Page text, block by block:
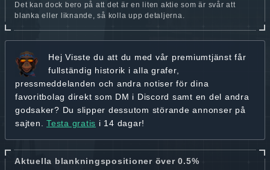
Det kan dock bero på att det är en liten aktie som är svår att
blanka eller liknande, så kolla upp detaljerna.
Hej Visste du att du med vår premiumtjänst får
fullständig historik i alla grafer,
pressmeddelanden och andra notiser för dina
favoritbolag direkt som DM i Discord samt en del andra
godsaker? Du slipper dessutom störande annonser på
sajten. Testa gratis i 14 dagar!
Aktuella blankningspositioner över 0.5%